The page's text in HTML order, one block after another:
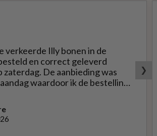
verkeerde Illy bonen in de
en correct geleverd
aanbieding was
waardoor ik de bestelling
goede; dat kon misschien in
meerdere mails
❯